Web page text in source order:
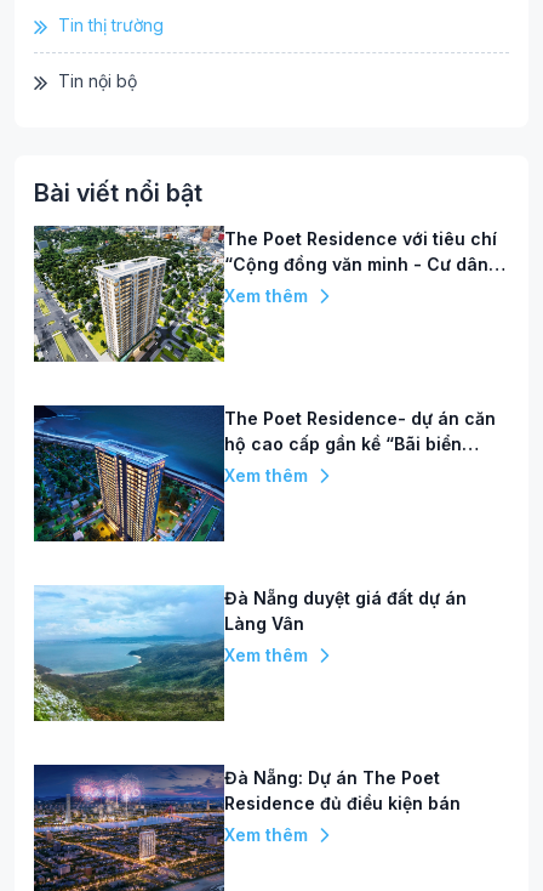
Tin thị trường
Tin nội bộ
Bài viết nổi bật
The Poet Residence với tiêu chí
“Cộng đồng văn minh - Cư dân
hạnh phúc”
Xem thêm
The Poet Residence- dự án căn
hộ cao cấp gần kề “Bãi biển
quyến rũ nhất hành tinh”
Xem thêm
Đà Nẵng duyệt giá đất dự án
Làng Vân
Xem thêm
Đà Nẵng: Dự án The Poet
Residence đủ điều kiện bán
Xem thêm